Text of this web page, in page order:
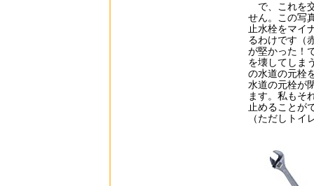
で、これを
せん。この写
止水栓をマイ
るわけです（
が堅かった！
を壊してしま
の水道の元栓
水道の元栓が
ます。私もそ
止めることが
（ただしト